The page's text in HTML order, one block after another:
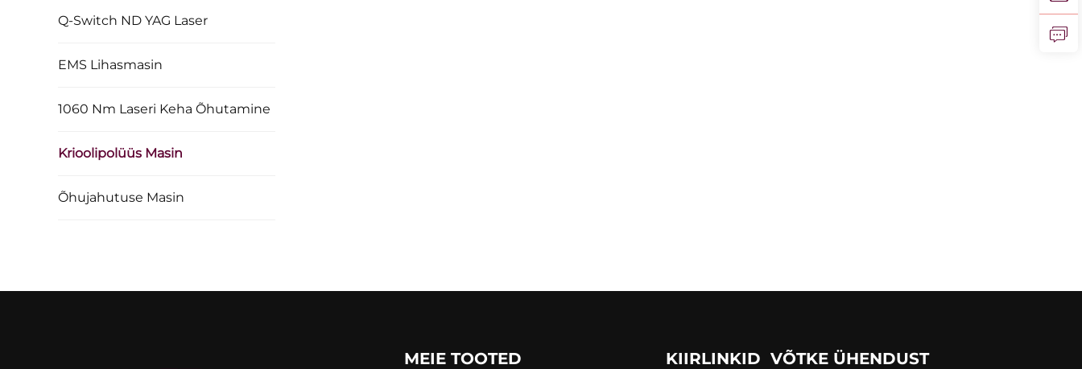
Q-Switch ND YAG Laser
EMS Lihasmasin
1060 Nm Laseri Keha Õhutamine
Krioolipolüüs Masin
Õhujahutuse Masin
MEIE TOOTED KIIRLINKID VÕTKE ÜHENDUST